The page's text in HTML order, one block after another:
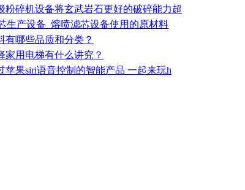
粉碎机设备将玄武岩石更好的破碎能力超
生产设备_熔喷滤芯设备使用的原材料
有哪些品质和分类？
家用电梯有什么讲究？
苹果siri语音控制的智能产品 一起来玩h